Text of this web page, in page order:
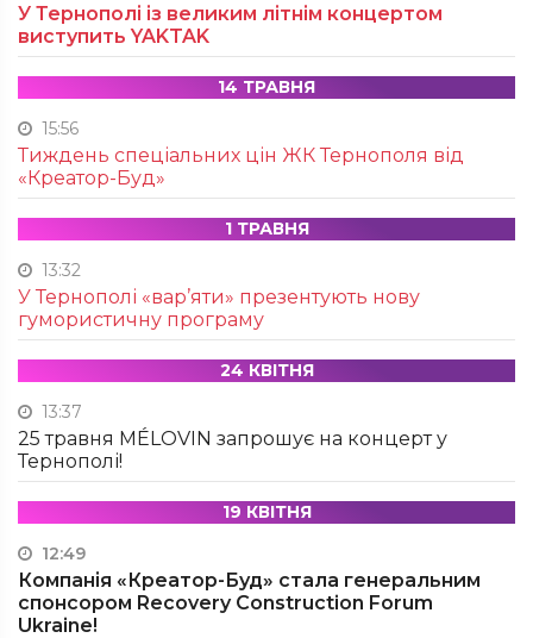
У Тернополі із великим літнім концертом
виступить YAKTAK
14 ТРАВНЯ
15:56
Тиждень спеціальних цін ЖК Тернополя від
«Креатор-Буд»
1 ТРАВНЯ
13:32
У Тернополі «вар’яти» презентують нову
гумористичну програму
24 КВІТНЯ
13:37
25 травня MÉLOVIN запрошує на концерт у
Тернополі!
19 КВІТНЯ
12:49
Компанія «Креатор-Буд» стала генеральним
спонсором Recovery Construction Forum
Ukraine!